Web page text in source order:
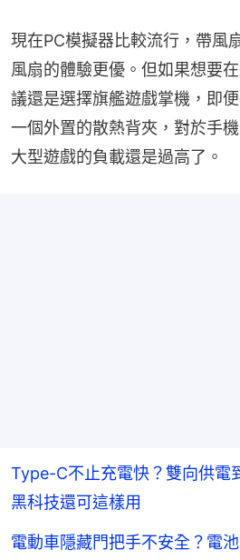
現在PC模擬器比較流行，帶風
風扇的體驗更優。但如果想要
議還是選擇旗艦遊戲掌機，即
一個外置的散熱背夾，對於手
大型遊戲的負載還是過高了。
Type-C不止充電快？雙向供
黑科技還可這樣用
電動車隱藏門把手不安全？電